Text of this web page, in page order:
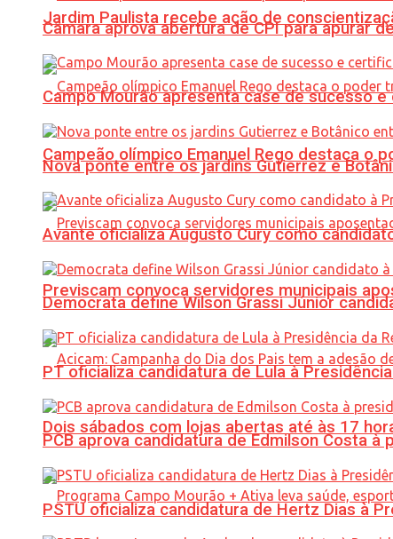
Jardim Paulista recebe ação de
Campeão olímpico Emanuel Rego destaca o
Previscam convoca servidores municipais
Dois sábados com lojas abertas até às 17
Câmara aprova abertura de CPI para apurar
Campo Mourão apresenta case de sucesso
Nova ponte entre os jardins Gutierrez e
Avante oficializa Augusto Cury como
Democrata define Wilson Grassi Júnior
PT oficializa candidatura de Lula à
PCB aprova candidatura de Edmilson Costa à
PSTU oficializa candidatura de Hertz Dias à